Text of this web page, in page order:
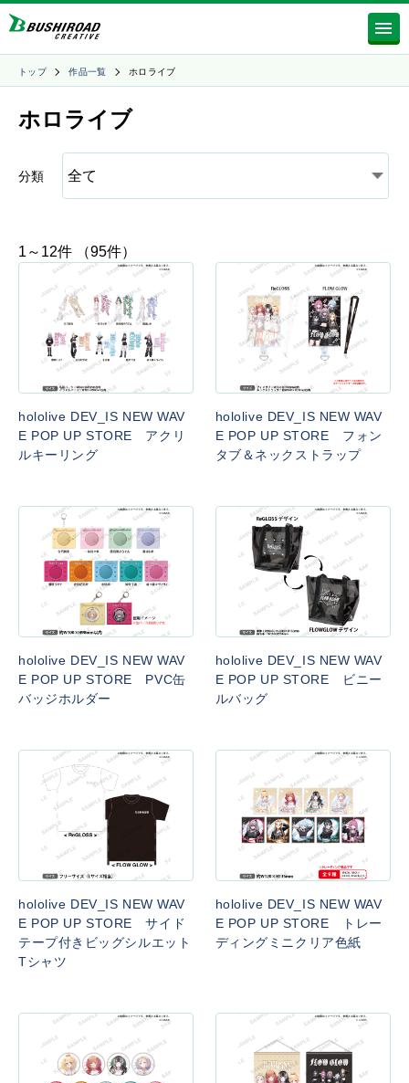
トップ 作品一覧 ホロライブ
ホロライブ
分類
1～12件 （95件）
hololive DEV_IS NEW WAV
E POP UP STORE アクリ
ルキーリング
hololive DEV_IS NEW WAV
E POP UP STORE フォン
タブ＆ネックストラップ
hololive DEV_IS NEW WAV
E POP UP STORE PVC缶
バッジホルダー
hololive DEV_IS NEW WAV
E POP UP STORE ビニー
ルバッグ
hololive DEV_IS NEW WAV
E POP UP STORE サイド
テープ付きビッグシルエット
Tシャツ
hololive DEV_IS NEW WAV
E POP UP STORE トレー
ディングミニクリア色紙